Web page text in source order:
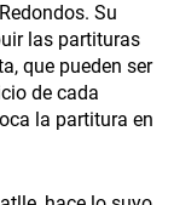
Su
las partituras
que pueden ser
de cada
la partitura en